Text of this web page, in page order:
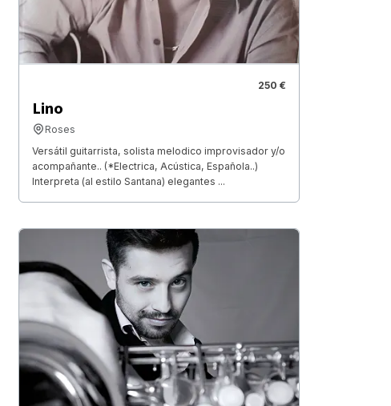
250 €
Lino
Roses
Versátil guitarrista, solista melodico improvisador y/o
acompañante.. (*Electrica, Acústica, Española..)
Interpreta (al estilo Santana) elegantes ...